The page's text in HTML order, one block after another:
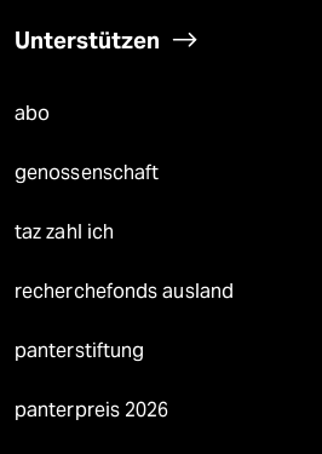
Unterstützen
abo
genossenschaft
taz zahl ich
recherchefonds ausland
panterstiftung
panterpreis 2026